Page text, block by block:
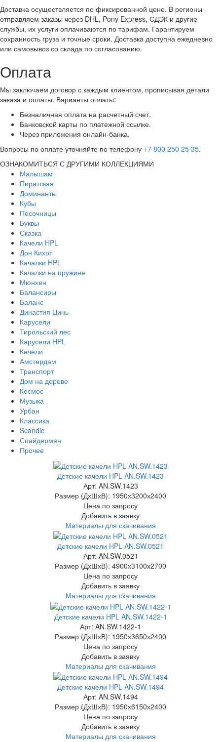
Доставка осуществляется по фиксированной цене. В регионы
отправляем заказы через DHL, Pony Express, СДЭК и другие
службы, их услуги оплачиваются по тарифам. Гарантируем
сохранность груза и точные сроки. Доставка доступна ежедневно
или самовывоз со склада по согласованию.
Оплата
Мы заключаем договор с каждым клиентом, прописывая детали
заказа и оплаты. Варианты оплаты:
Безналичная оплата на расчетный счет.
Банковской карты по платежной ссылке.
Через приложения онлайн-банка.
Вопросы по оплате уточняйте по телефону +7 800 250 25 35.
ОЗНАКОМИТЬСЯ С ДРУГИМИ КОЛЛЕКЦИЯМИ
Малышам
Пиратская
Доминанты
Кубы
Песочницы
Буквы
Сказка
Качели HPL
Дон Кихот
Качалки HPL
Качалки на пружине
Мюнхен
Балансиры
Баланс
Династия Цинь
Карусели
Тирольский лес
Карусели HPL
Качели
Амстердам
Транспорт
Дом на дереве
Космос
Музыка
Урбан
Классика
Scandic
Спайдермен
Прочее
Детские качели HPL AN.SW.1423
Арт: AN.SW.1423
Размер (ДхШхВ): 1950х3200х2400
Цена по запросу
Добавить в заявку
Материалы для скачивания
Детские качели HPL AN.SW.0521
Арт: AN.SW.0521
Размер (ДхШхВ): 4900х3100х2700
Цена по запросу
Добавить в заявку
Материалы для скачивания
Детские качели HPL AN.SW.1422-1
Арт: AN.SW.1422-1
Размер (ДхШхВ): 1950х3650х2400
Цена по запросу
Добавить в заявку
Материалы для скачивания
Детские качели HPL AN.SW.1494
Арт: AN.SW.1494
Размер (ДхШхВ): 1950х6150х2400
Цена по запросу
Добавить в заявку
Материалы для скачивания